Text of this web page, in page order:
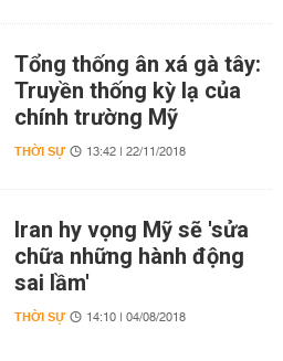
Tổng thống ân xá gà tây:
Truyền thống kỳ lạ của
chính trường Mỹ
THỜI SỰ 13:42 | 22/11/2018
Iran hy vọng Mỹ sẽ 'sửa
chữa những hành động
sai lầm'
THỜI SỰ 14:10 | 04/08/2018